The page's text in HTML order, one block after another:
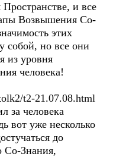
и все
Возвышения Со-
этих
собой, но все они
из уровня
человека!
t2-21.07.08.html
за человека
вот уже несколько
до
Со-Знания,